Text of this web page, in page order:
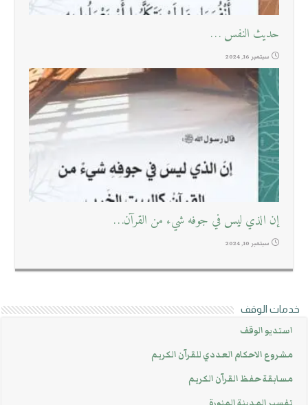
حديث النفس …
سبتمبر 16, 2024
إن الذي ليس في جوفه شيء من القرآن…
سبتمبر 10, 2024
خدمات الوقف
استديو الوقف
مشروع الاحكام العددي للقرآن الكريم
مسابقة حفظ القرآن الكريم